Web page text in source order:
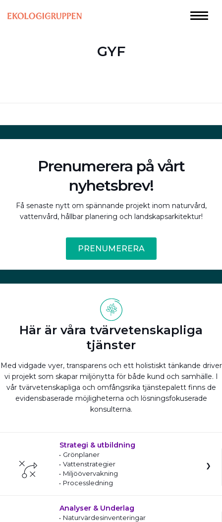
GYF
Prenumerera på vårt
nyhetsbrev!
Få senaste nytt om spännande projekt inom naturvård,
vattenvård, hållbar planering och landskapsarkitektur!
PRENUMERERA
Här är våra tvärvetenskapliga
tjänster
Med vidgade vyer, transparens och ett holistiskt tänkande driver
vi projekt som skapar miljönytta för både kund och samhälle. I
vår tvärvetenskapliga och omfångsrika tjänstepalett finns de
evidensbaserade möjligheterna och lösningsfokuserade
konsulterna.
Strategi & utbildning
Grönplaner
Vattenstrategier
Miljöövervakning
Processledning
Analyser & Underlag
Naturvärdesinventeringar